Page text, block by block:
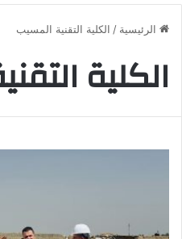
الرئيسية / الكلية التقنية المسيب
الكلية